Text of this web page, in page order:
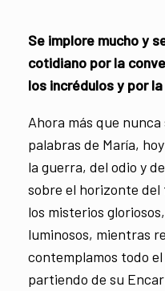
Se implore mucho y
cotidiano por la
los incrédulos y por
Ahora más que
palabras de María,
la guerra, del odio y
sobre el horizonte
los misterios
luminosos, mientras
contemplamos todo
partiendo de su